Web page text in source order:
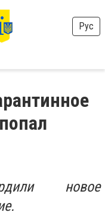
Рус
новое